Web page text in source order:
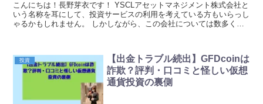
こんにちは！長野芽衣です！ YSCLアセットマネジメント株式会社と
いう名称を耳にして、投資サービスの利用を考えている方もいらっし
ゃるかもしれません。 しかしながら、この会社については数多くの
投資
【出金トラブル続出】GFDcoinは
詐欺？評判・口コミと怪しい仮想
通貨投資の裏側